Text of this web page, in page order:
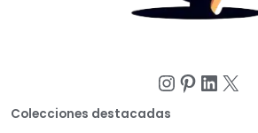
Instagram
Pinterest
X
Colecciones destacadas